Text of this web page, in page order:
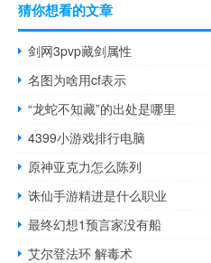
猜你想看的文章
剑网3pvp藏剑属性
名图为啥用cf表示
“龙蛇不知藏”的出处是哪里
4399小游戏排行电脑
原神亚克力怎么陈列
诛仙手游精进是什么职业
最终幻想1预言家没有船
艾尔登法环 解毒术